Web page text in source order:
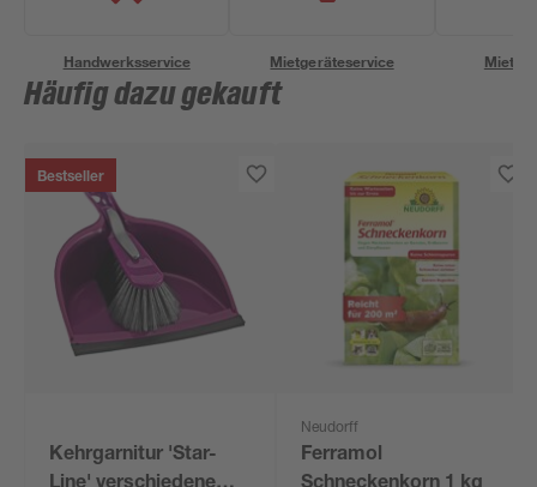
Handwerksservice Mietgeräteservice
Häufig dazu gekauft
Bestseller
Kehrgarnitur 'Star-
Neudorff
Ferramol